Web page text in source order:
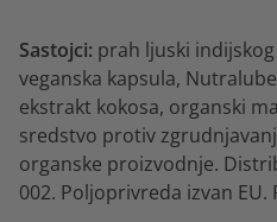
Sastojci: prah ljuski
veganska kapsula,
ekstrakt kokosa, organski
sredstvo protiv
organske proizvodnje.
002. Poljoprivreda izvan